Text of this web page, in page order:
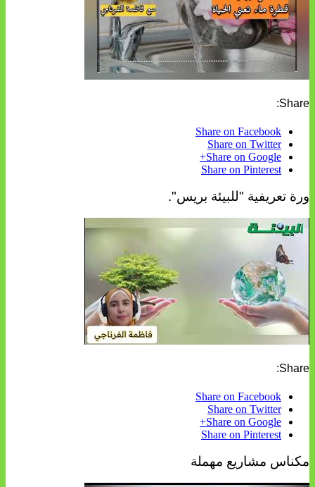
Share:
Share on Facebook
Share on Twitter
Share on Google+
Share on Pinterest
ورة تعريفية "للبيئة بريس".
Share:
Share on Facebook
Share on Twitter
Share on Google+
Share on Pinterest
مكناس مشاريع مهملة